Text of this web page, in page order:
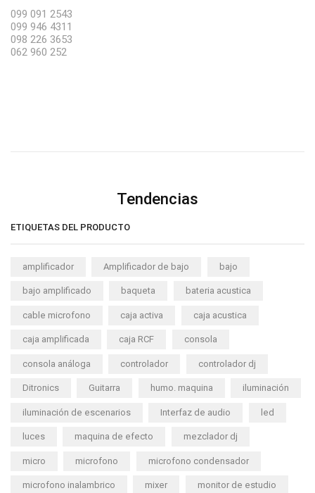
099 091 2543
099 946 4311
098 226 3653
062 960 252
Tendencias
ETIQUETAS DEL PRODUCTO
amplificador Amplificador de bajo bajo
bajo amplificado baqueta bateria acustica
cable microfono caja activa caja acustica
caja amplificada caja RCF consola
consola análoga controlador controlador dj
Ditronics Guitarra humo. maquina iluminación
iluminación de escenarios Interfaz de audio led
luces maquina de efecto mezclador dj
micro microfono microfono condensador
microfono inalambrico mixer monitor de estudio